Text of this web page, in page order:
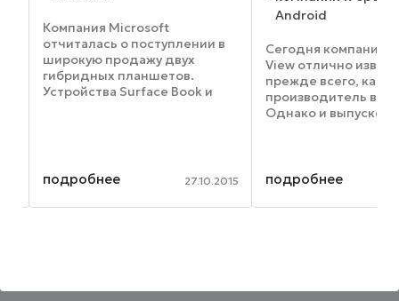
Компания Microsoft
отчиталась о поступлении в
широкую продажу двух
гибридных планшетов.
Устройства Surface Book и
гаджет Surface Book цены
начинаются с ...
подробнее 27.10.2015
Android
Сегодня компания
View отлично
прежде всего, как
производитель
Однако и выпуском
представил в
1325. Большой ...
подробнее